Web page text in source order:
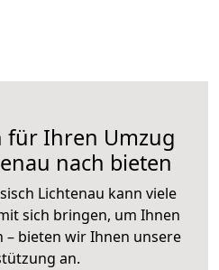
für Ihren Umzug
nach bieten
Lichtenau kann viele
sich bringen, um Ihnen
– bieten wir Ihnen unsere
an.